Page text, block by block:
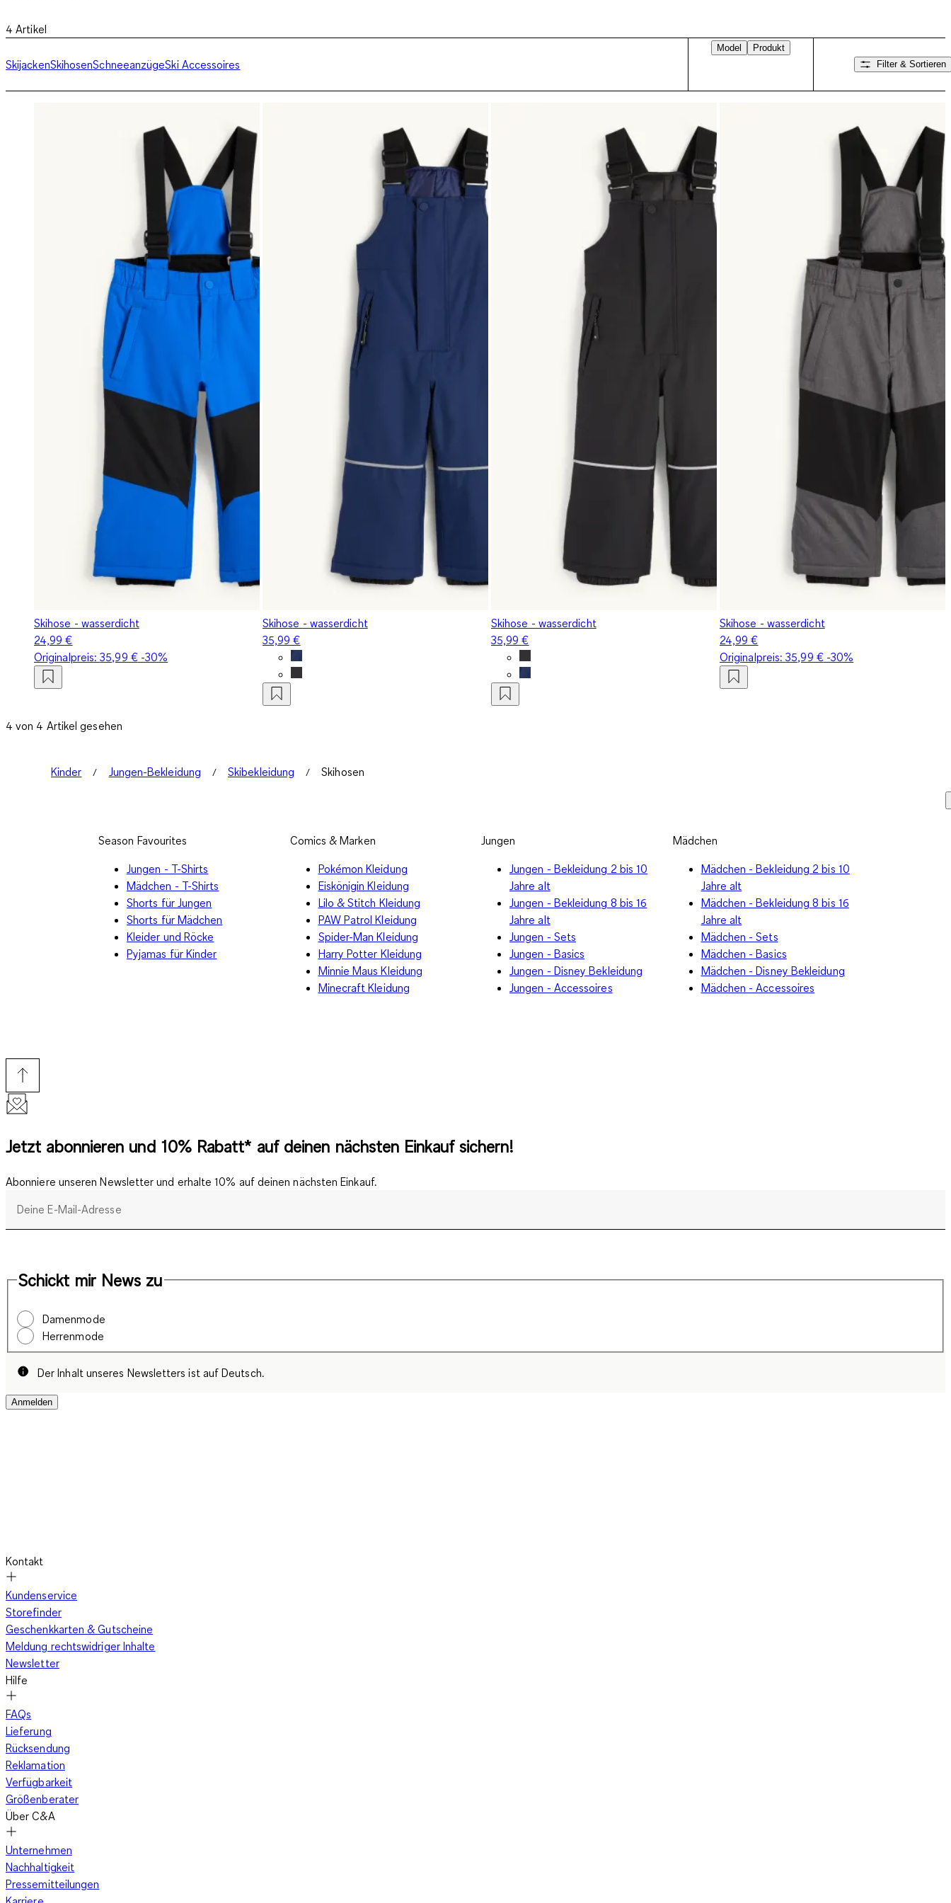
4 Artikel
SkijackenSkihosenSchneeanzügeSki Accessoires
Model
Produkt
Filter & Sortieren
Skihose - wasserdicht
24,99 €
Originalpreis:35,99 €-30%
Skihose - wasserdicht
35,99 €
Skihose - wasserdicht
35,99 €
Skihose - wasserdicht
24,99 €
Originalpreis:35,99 €-30%
4 von 4 Artikel gesehen
Kinder Jungen-Bekleidung Skibekleidung Skihosen
Season Favourites
Jungen - T-Shirts
Mädchen - T-Shirts
Shorts für Jungen
Shorts für Mädchen
Kleider und Röcke
Pyjamas für Kinder
Comics & Marken
Pokémon Kleidung
Eiskönigin Kleidung
Lilo & Stitch Kleidung
PAW Patrol Kleidung
Spider-Man Kleidung
Harry Potter Kleidung
Minnie Maus Kleidung
Minecraft Kleidung
Jungen
Jungen - Bekleidung 2 bis 10
Jahre alt
Jungen - Bekleidung 8 bis 16
Jahre alt
Jungen - Sets
Jungen - Basics
Jungen - Disney Bekleidung
Jungen - Accessoires
Mädchen
Mädchen - Bekleidung 2 bis 10
Jahre alt
Mädchen - Bekleidung 8 bis 16
Jahre alt
Mädchen - Sets
Mädchen - Basics
Mädchen - Disney Bekleidung
Mädchen - Accessoires
Jetzt abonnieren und 10% Rabatt* auf deinen nächsten Einkauf sichern!
Abonniere unseren Newsletter und erhalte 10% auf deinen nächsten Einkauf.
Deine E-Mail-Adresse
Schickt mir News zu
Damenmode
Herrenmode
Der Inhalt unseres Newsletters ist auf Deutsch.
Anmelden
Kontakt
Kundenservice
Storefinder
Geschenkkarten & Gutscheine
Meldung rechtswidriger Inhalte
Newsletter
Hilfe
FAQs
Lieferung
Rücksendung
Reklamation
Verfügbarkeit
Größenberater
Über C&A
Unternehmen
Nachhaltigkeit
Pressemitteilungen